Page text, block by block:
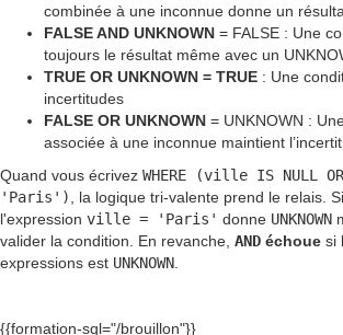
combinée à une inconnue donne un
FALSE AND UNKNOWN = FALSE : Une
toujours le résultat même avec un
TRUE OR UNKNOWN = TRUE : Une
incertitudes
FALSE OR UNKNOWN = UNKNOWN :
associée à une inconnue maintient
Quand vous écrivez WHERE (ville IS NULL
'Paris')
, la logique tri-valente prend le relais. Si
l'expression ville = 'Paris' donne UNKNOWN
valider la condition. En revanche, AND échoue si
expressions est UNKNOWN
{{formation-sql="/brouillon"}}